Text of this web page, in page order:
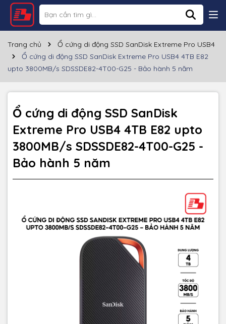
Trang chủ
Ổ cứng di động SSD SanDisk Extreme Pro USB4
Ổ cứng di động SSD SanDisk Extreme Pro USB4 4TB E82
upto 3800MB/s SDSSDE82-4T00-G25 - Bảo hành 5 năm
Ổ cứng di động SSD SanDisk
Extreme Pro USB4 4TB E82 upto
3800MB/s SDSSDE82-4T00-G25 -
Bảo hành 5 năm
Thông số kỹ thuật
Thương hiệu SANDISK
Dung lượng 4TB
Tốc độ đọc/ghi
Kích thước 5.51" x 2.7" x 0.47"
Chất liệu Nhựa
Màu sắc